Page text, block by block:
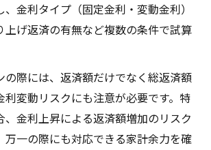
金利タイプ（固定金利・変動金利）
上げ返済の有無など複数の条件で試算
の際には、返済額だけでなく総返済額
利変動リスクにも注意が必要です。特
、金利上昇による返済額増加のリスク
万一の際にも対応できる家計余力を確